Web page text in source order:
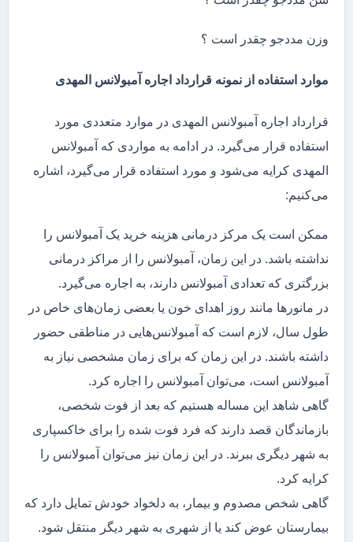
وزن مددجو چقدر است ؟
موارد استفاده از نمونه قرارداد اجاره آمبولانس المهدی
قرارداد اجاره آمبولانس المهدی در موارد متعددی مورد
استفاده قرار می‌گیرد. در ادامه به مواردی که آمبولانس
المهدی کرایه می‌شود و مورد استفاده قرار می‌گیرد، اشاره
می‌کنیم:
ممکن است یک مرکز درمانی هزینه خرید یک آمبولانس را
نداشته باشد. در این زمان، آمبولانس را از مراکز درمانی
بزرگتری که تعدادی آمبولانس دارند، به اجاره می‌گیرد.
در مانور‌ها مانند روز اهدای خون یا بعضی زمان‌های خاص در
طول سال، لازم است که آمبولانس‌هایی در مناطقی حضور
داشته باشند. در این زمان که برای زمان مشخصی نیاز به
آمبولانس است، می‌توان آمبولانس را اجاره کرد.
گاهی شاهد این مساله هستیم که بعد از فوت شخصی،
بازماندگان قصد دارند که فرد فوت شده را برای خاکسپاری
به شهر دیگری ببرند. در این زمان نیز می‌توان آمبولانس را
کرایه کرد.
گاهی شخص مصدوم و بیمار، به دلخواد خودش تمایل دارد که
بیمارستان عوض کند یا از شهری به شهر دیگر منتقل شود.